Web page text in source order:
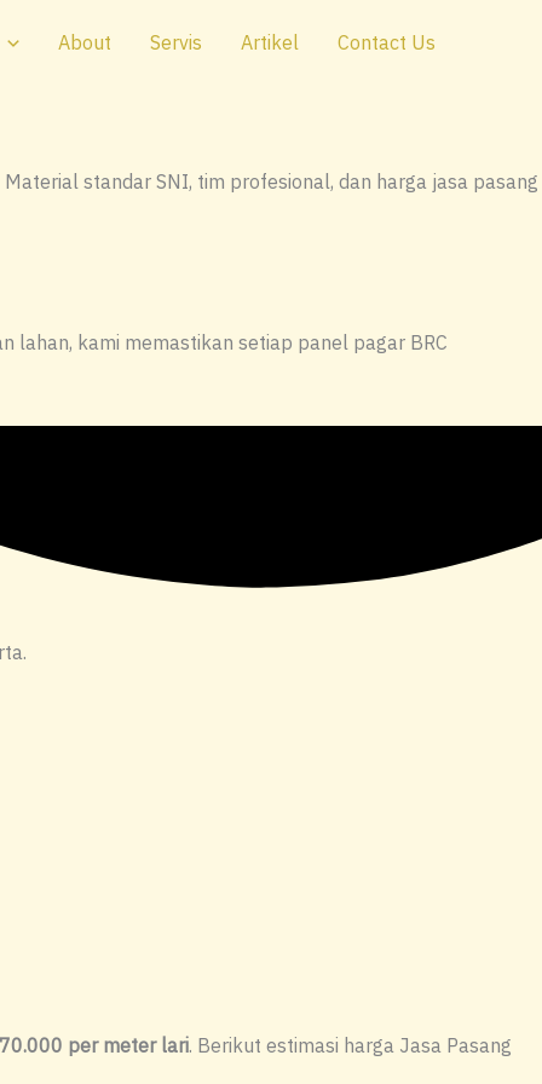
About Servis Artikel Contact Us
standar SNI, tim profesional, dan harga jasa pasang
lahan, kami memastikan setiap panel pagar BRC
per meter lari. Berikut estimasi harga Jasa Pasang